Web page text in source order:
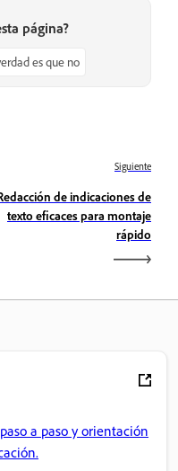
página?
es que no
Siguiente
de indicaciones de
texto eficaces para montaje
rápido
a paso y orientación